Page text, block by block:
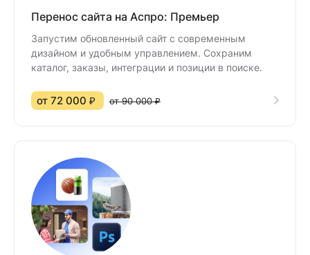
Перенос сайта на Аспро: Премьер
Запустим обновленный сайт с современным
дизайном и удобным управлением. Сохраним
каталог, заказы, интеграции и позиции в поиске.
от 72 000 ₽ от 90 000 ₽